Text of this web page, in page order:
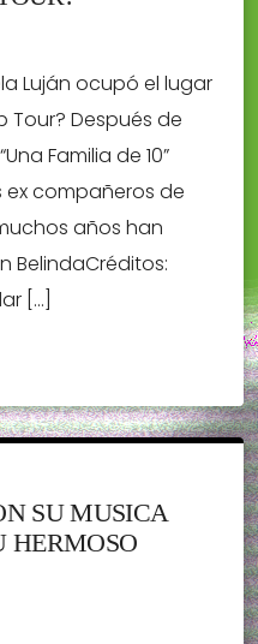
Luján ocupó el lugar
Tour? Después de
Familia de 10”
compañeros de
años han
BelindaCréditos:
[…]
SU MUSICA
HERMOSO